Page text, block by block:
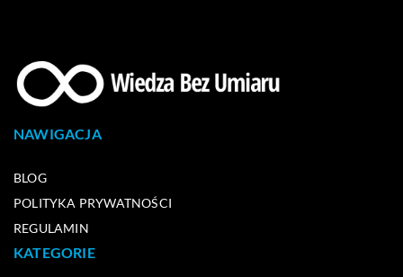
NAWIGACJA
BLOG
POLITYKA PRYWATNOŚCI
REGULAMIN
KATEGORIE